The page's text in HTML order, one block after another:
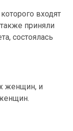
входят
приняли
состоялась
женщин, и